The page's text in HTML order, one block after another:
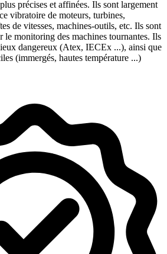
précises et affinées. Ils sont largement
vibratoire de moteurs, turbines,
de vitesses, machines-outils, etc. Ils sont
le monitoring des machines tournantes. Ils
dangereux (Atex, IECEx ...), ainsi que
(immergés, hautes température ...)